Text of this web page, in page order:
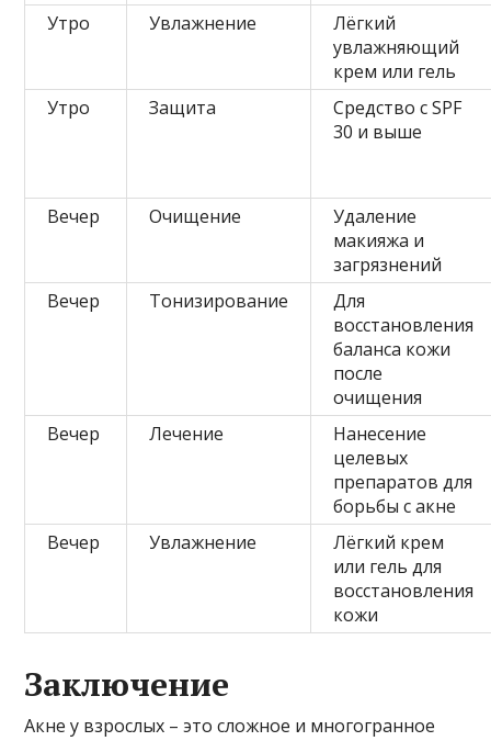
Утро
Увлажнение
Лёгкий
увлажняющий
крем или гель
Утро
Защита
Средство с SPF
30 и выше
Вечер Очищение
Удаление
макияжа и
загрязнений
Вечер
Тонизирование
Для
восстановления
баланса кожи
после
очищения
Вечер
Лечение
Нанесение
целевых
препаратов для
борьбы с акне
Вечер
Увлажнение
Лёгкий крем
или гель для
восстановления
кожи
Заключение
Акне у взрослых – это сложное и многогранное